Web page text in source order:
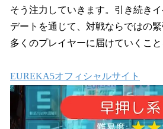
そう注力していきます。引き続き
デートを通じて、対戦ならではの
多くのプレイヤーに届けていくこと
EUREKA5オフィシャルサイト